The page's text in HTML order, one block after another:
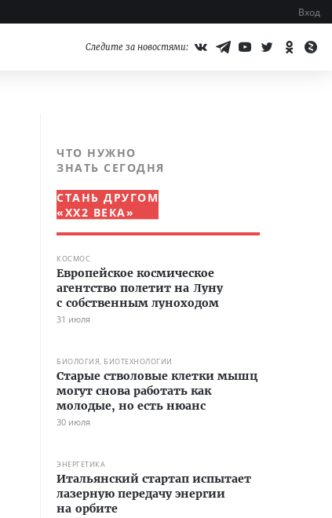
Вход
Следите за новостями:
ЧТО НУЖНО
ЗНАТЬ СЕГОДНЯ
СТАНЬ ДРУГОМ
«XX2 ВЕКА»
КОСМОС
Европейское космическое
агентство полетит на Луну
с собственным луноходом
31 июля
БИОЛОГИЯ, БИОТЕХНОЛОГИИ
Старые стволовые клетки мышц
могут снова работать как
молодые, но есть нюанс
30 июля
ЭНЕРГЕТИКА
Итальянский стартап испытает
лазерную передачу энергии
на орбите